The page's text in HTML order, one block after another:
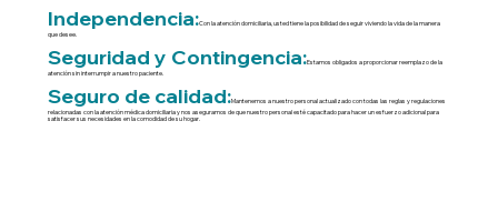
Independencia:Con la atención domiciliaria, usted tiene la posibilidad de seguir viviendo la vida de la manera
que desee.
Seguridad y Contingencia:Estamos obligados a proporcionar reemplazo de la
atención sin interrumpir a nuestro paciente.
Seguro de calidad:Mantenemos a nuestro personal actualizado con todas las reglas y regulaciones
relacionadas con la atención médica domiciliaria y nos aseguramos de que nuestro personal esté capacitado para hacer un esfuerzo adicional para
satisfacer sus necesidades en la comodidad de su hogar.